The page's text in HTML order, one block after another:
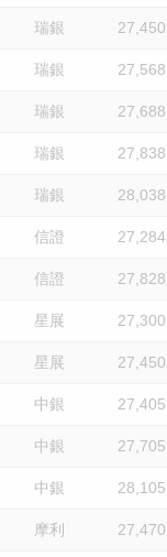
瑞銀 27,450
瑞銀 27,568
瑞銀 27,688
瑞銀 27,838
瑞銀 28,038
信證 27,284
信證 27,828
星展 27,300
星展 27,450
中銀 27,405
中銀 27,705
中銀 28,105
摩利 27,470